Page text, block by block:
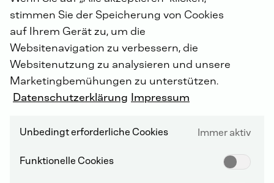
Kraftstoffverbrauchs bei.
MEHR ÜBER DEUTZ ÖL
stimmen Sie der Speicherung von Cookies
auf Ihrem Gerät zu, um die
Websitenavigation zu verbessern, die
Websitenutzung zu analysieren und unsere
Marketingbemühungen zu unterstützen.
Datenschutzerklärung Impressum
Unbedingt erforderliche Cookies Immer aktiv
Funktionelle Cookies